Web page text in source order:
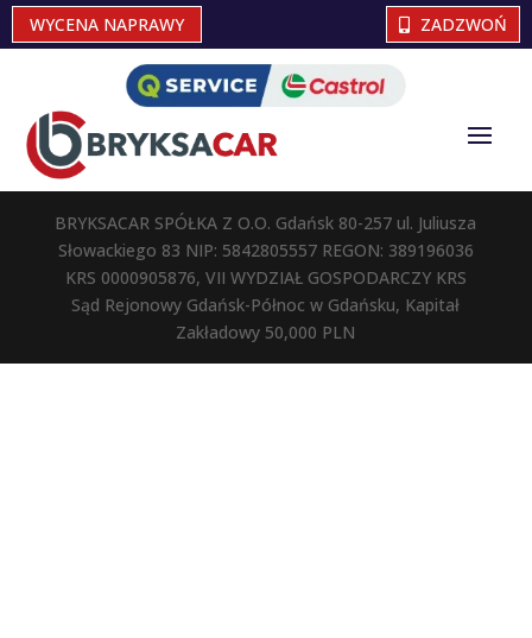
WYCENA NAPRAWY ZADZWOŃ
BRYKSACAR SPÓŁKA Z O.O. Gdańsk 80-257 ul. Juliusza
Słowackiego 83 NIP: 5842805557 REGON: 389196036
KRS 0000905876, VII WYDZIAŁ GOSPODARCZY KRS
Sąd Rejonowy Gdańsk-Północ w Gdańsku, Kapitał
Zakładowy 50,000 PLN